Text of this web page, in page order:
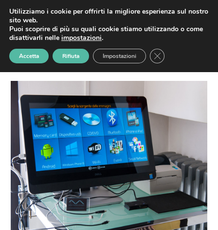
content
Open
mobile
menu
Close
mobile
menu
D-Land-New-Photo-
Studio-San-Marino-2
Land-New-Photo-Studio-San-Marino-2
Utilizziamo i cookie per offrirti la migliore esperienza sul nostro
sito web.
Puoi scoprire di più su quali cookie stiamo utilizzando o come
disattivarli nelle impostazioni.
Accetta Rifiuta Impostazioni Close GDPR